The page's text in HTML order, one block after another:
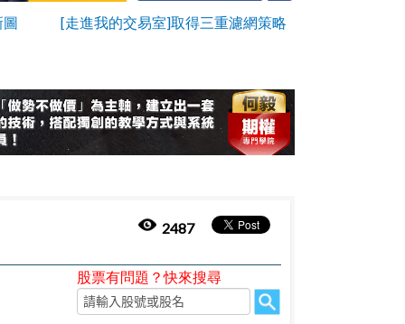
[走進我的交易室]取得三重濾網策略
2487
股票有問題？快來搜尋